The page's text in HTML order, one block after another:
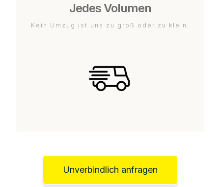
Jedes Volumen
Kein Umzug ist uns zu groß oder zu klein.
Unverbindlich anfragen